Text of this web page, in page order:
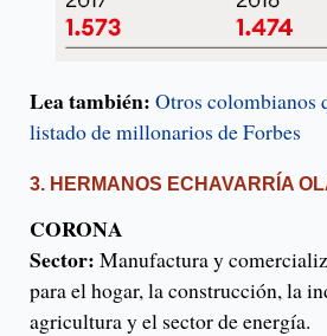
Lea también: Otros colombianos
listado de millonarios de Forbes
3. HERMANOS ECHAVARRÍA
CORONA
Sector: Manufactura y
para el hogar, la construcción, la
agricultura y el sector de energía.